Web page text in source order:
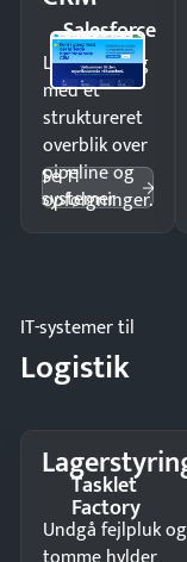
Salesforce
Luk flere salg
med et
struktureret
overblik over
pipeline og
opfølgninger.
Se 11
systemer
IT-systemer til
Logistik
Tasklet
Factory
Undgå fejlpluk og